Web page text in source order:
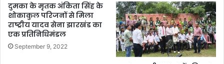
दुमका के मृतक अंकिता सिंह के
शोकाकुल परिजनों से मिला
राष्ट्रीय यादव सेना झारखंड का
एक प्रतिनिधिमंडल
September 9, 2022